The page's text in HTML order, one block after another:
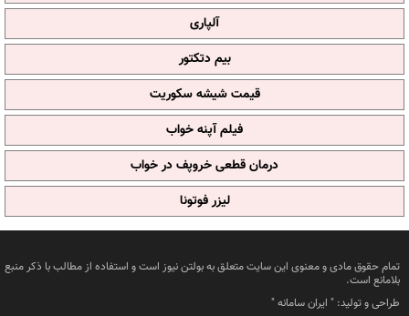
آلپاری
بیم دتکتور
قیمت شیشه سکوریت
فیلم آپنه خواب
درمان قطعی خروپف در خواب
لیزر فوتونا
تمام حقوق مادی و معنوی این سایت متعلق به بولتن نیوز است و استفاده از مطالب با ذکر منبع
بلامانع است.
طراحی و تولید: " ایران سامانه"